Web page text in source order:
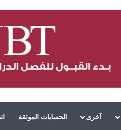
آخرى الحسابات الموثقة